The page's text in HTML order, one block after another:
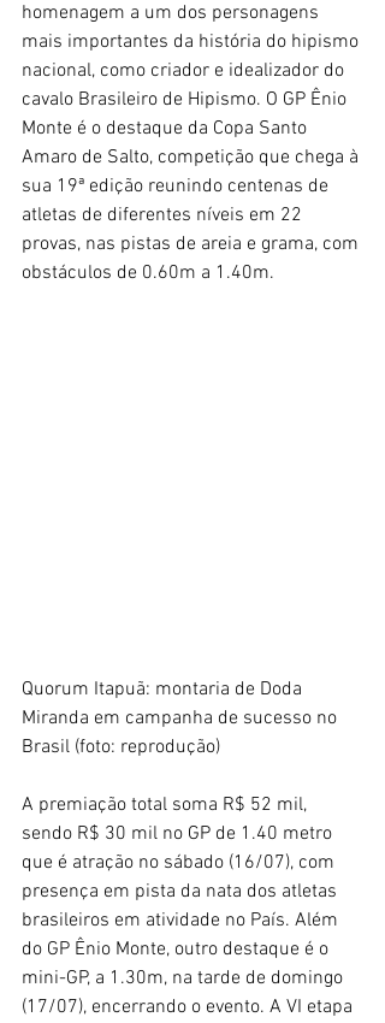
homenagem a um dos personagens
mais importantes da história do hipismo
nacional, como criador e idealizador do
cavalo Brasileiro de Hipismo. O GP Ênio
Monte é o destaque da Copa Santo
Amaro de Salto, competição que chega à
sua 19ª edição reunindo centenas de
atletas de diferentes níveis em 22
provas, nas pistas de areia e grama, com
obstáculos de 0.60m a 1.40m.
Quorum Itapuã: montaria de Doda
Miranda em campanha de sucesso no
Brasil (foto: reprodução)
A premiação total soma R$ 52 mil,
sendo R$ 30 mil no GP de 1.40 metro
que é atração no sábado (16/07), com
presença em pista da nata dos atletas
brasileiros em atividade no País. Além
do GP Ênio Monte, outro destaque é o
mini-GP, a 1.30m, na tarde de domingo
(17/07), encerrando o evento. A VI etapa